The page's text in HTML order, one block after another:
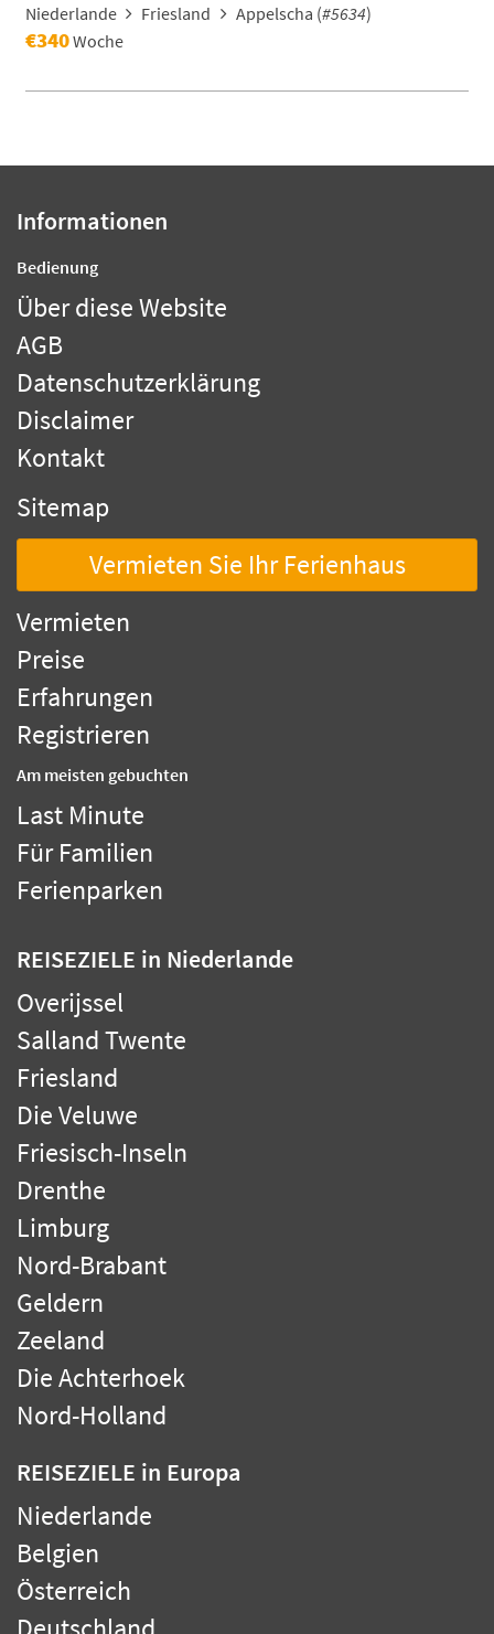
Niederlande
Friesland Appelscha (#5634)
€340Woche
Informationen
Bedienung
Über diese Website
AGB
Datenschutzerklärung
Disclaimer
Kontakt
Sitemap
Vermieten Sie Ihr Ferienhaus
Vermieten
Preise
Erfahrungen
Registrieren
Am meisten gebuchten
Last Minute
Für Familien
Ferienparken
REISEZIELE in Niederlande
Overijssel
Salland Twente
Friesland
Die Veluwe
Friesisch-Inseln
Drenthe
Limburg
Nord-Brabant
Geldern
Zeeland
Die Achterhoek
Nord-Holland
REISEZIELE in Europa
Niederlande
Belgien
Österreich